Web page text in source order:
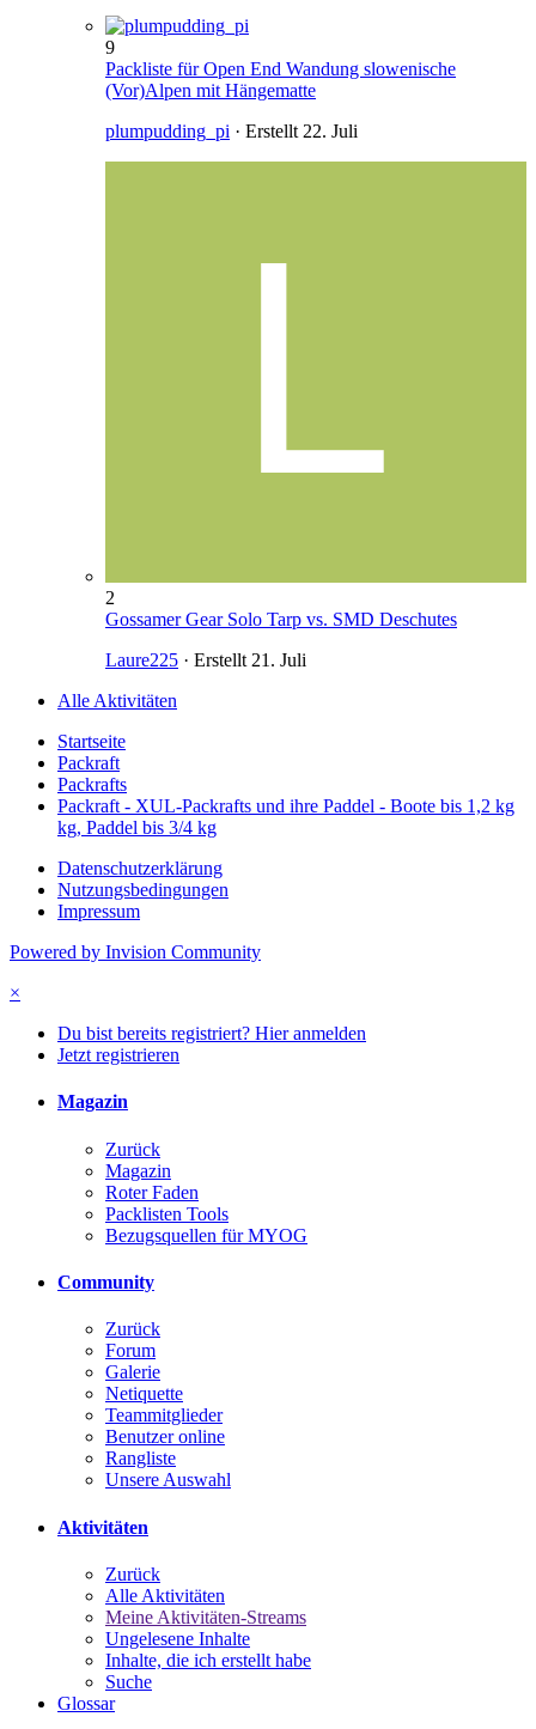
9
Packliste für Open End Wandung slowenische
(Vor)Alpen mit Hängematte
plumpudding_pi · Erstellt 22. Juli
2
Gossamer Gear Solo Tarp vs. SMD Deschutes
Laure225 · Erstellt 21. Juli
Alle Aktivitäten
Startseite
Packraft
Packrafts
Packraft - XUL-Packrafts und ihre Paddel - Boote bis 1,2 kg
kg, Paddel bis 3/4 kg
Datenschutzerklärung
Nutzungsbedingungen
Impressum
Powered by Invision Community
×
Du bist bereits registriert? Hier anmelden
Jetzt registrieren
Magazin
Zurück
Magazin
Roter Faden
Packlisten Tools
Bezugsquellen für MYOG
Community
Zurück
Forum
Galerie
Netiquette
Teammitglieder
Benutzer online
Rangliste
Unsere Auswahl
Aktivitäten
Zurück
Alle Aktivitäten
Meine Aktivitäten-Streams
Ungelesene Inhalte
Inhalte, die ich erstellt habe
Suche
Glossar